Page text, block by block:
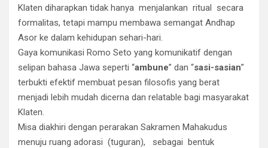
Klaten diharapkan tidak hanya menjalankan ritual secara
formalitas, tetapi mampu membawa semangat Andhap
Asor ke dalam kehidupan sehari-hari.
​Gaya komunikasi Romo Seto yang komunikatif dengan
selipan bahasa Jawa seperti “ambune” dan “sasi-sasian”
terbukti efektif membuat pesan filosofis yang berat
menjadi lebih mudah dicerna dan relatable bagi masyarakat
Klaten.
​Misa diakhiri dengan perarakan Sakramen Mahakudus
menuju ruang adorasi (tuguran), sebagai bentuk